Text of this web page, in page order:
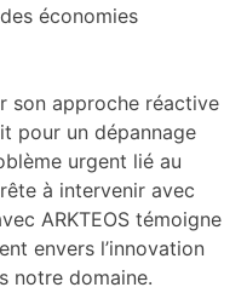
économies
son approche réactive
pour un dépannage
urgent lié au
à intervenir avec
ARKTEOS témoigne
envers l’innovation
notre domaine.